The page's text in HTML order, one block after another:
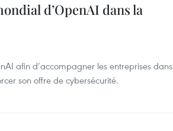
d’OpenAI dans la
afin d’accompagner les entreprises dans
son offre de cybersécurité.